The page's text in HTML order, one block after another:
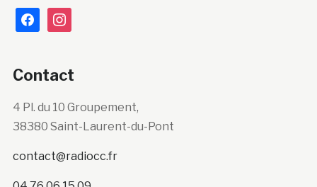
facebookinstagram
Contact
4 Pl. du 10 Groupement,
38380 Saint-Laurent-du-Pont
contact@radiocc.fr